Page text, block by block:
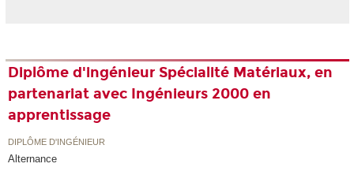
Diplôme d'ingénieur Spécialité Matériaux, en
partenariat avec Ingénieurs 2000 en
apprentissage
DIPLÔME D'INGÉNIEUR
Alternance